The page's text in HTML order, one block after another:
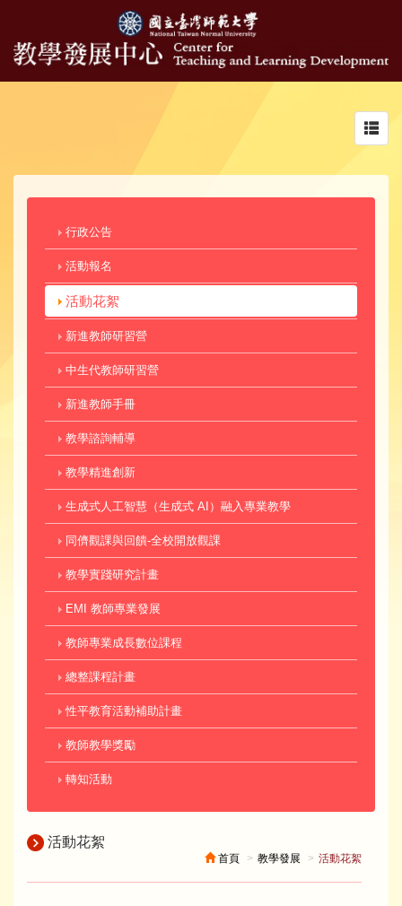
行政公告
活動報名
活動花絮
新進教師研習營
中生代教師研習營
新進教師手冊
教學諮詢輔導
教學精進創新
生成式人工智慧（生成式 AI）融入專業教學
同儕觀課與回饋-全校開放觀課
教學實踐研究計畫
EMI 教師專業發展
教師專業成長數位課程
總整課程計畫
性平教育活動補助計畫
教師教學獎勵
轉知活動
活動花絮
首頁 教學發展 活動花絮